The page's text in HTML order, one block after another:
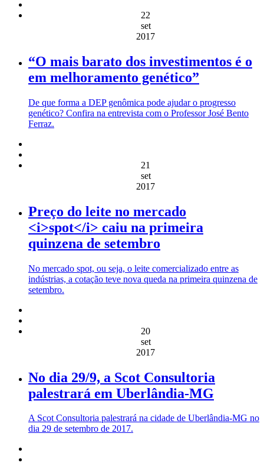
22
set
2017
“O mais barato dos investimentos é o
em melhoramento genético”
De que forma a DEP genômica pode ajudar o progresso
genético? Confira na entrevista com o Professor José Bento
Ferraz.
21
set
2017
Preço do leite no mercado
<i>spot</i> caiu na primeira
quinzena de setembro
No mercado spot, ou seja, o leite comercializado entre as
indústrias, a cotação teve nova queda na primeira quinzena de
setembro.
20
set
2017
No dia 29/9, a Scot Consultoria
palestrará em Uberlândia-MG
A Scot Consultoria palestrará na cidade de Uberlândia-MG no
dia 29 de setembro de 2017.